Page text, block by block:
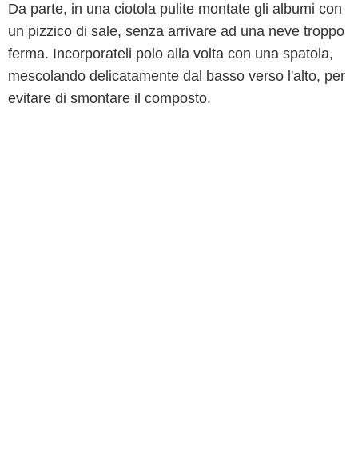
Da parte, in una ciotola pulite montate gli albumi con
un pizzico di sale, senza arrivare ad una neve troppo
ferma. Incorporateli polo alla volta con una spatola,
mescolando delicatamente dal basso verso l'alto, per
evitare di smontare il composto.